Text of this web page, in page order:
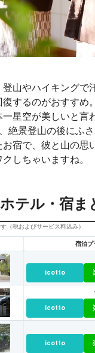
山やハイキングで
するのがおすすめ
星空が美しいと
絶景登山の後にふ
宿で、彼と山の思
しちゃいますね。
テル・宿ま
（税およびサービス料込み）
宿泊プ
icotto
icotto
icotto